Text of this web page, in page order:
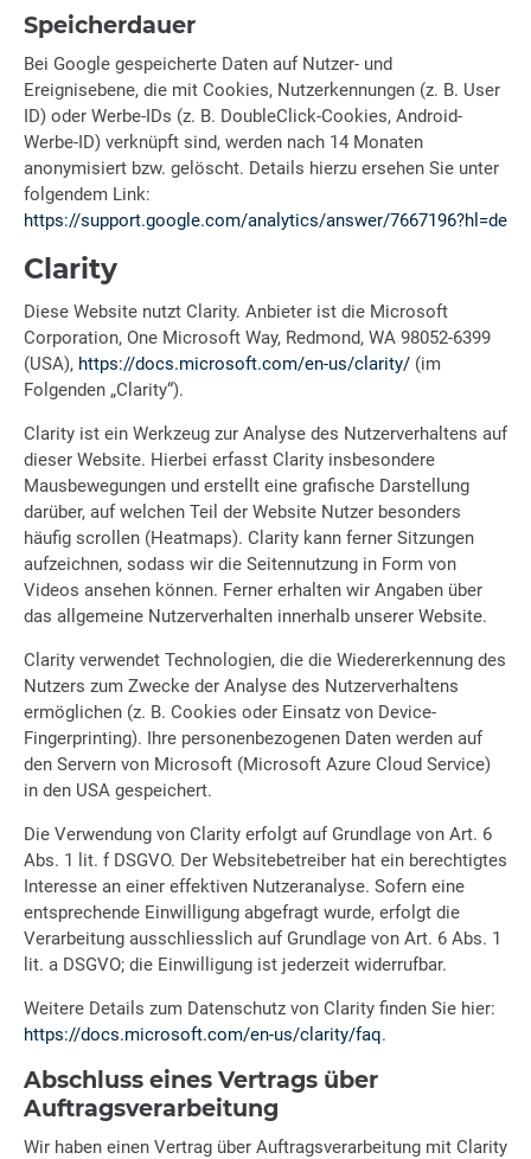
Speicherdauer
Bei Google gespeicherte Daten auf Nutzer- und
Ereignisebene, die mit Cookies, Nutzerkennungen (z. B. User
ID) oder Werbe-IDs (z. B. DoubleClick-Cookies, Android-
Werbe-ID) verknüpft sind, werden nach 14 Monaten
anonymisiert bzw. gelöscht. Details hierzu ersehen Sie unter
folgendem Link:
https://support.google.com/analytics/answer/7667196?hl=de
Clarity
Diese Website nutzt Clarity. Anbieter ist die Microsoft
Corporation, One Microsoft Way, Redmond, WA 98052-6399
(USA), https://docs.microsoft.com/en-us/clarity/ (im
Folgenden „Clarity“).
Clarity ist ein Werkzeug zur Analyse des Nutzerverhaltens auf
dieser Website. Hierbei erfasst Clarity insbesondere
Mausbewegungen und erstellt eine grafische Darstellung
darüber, auf welchen Teil der Website Nutzer besonders
häufig scrollen (Heatmaps). Clarity kann ferner Sitzungen
aufzeichnen, sodass wir die Seitennutzung in Form von
Videos ansehen können. Ferner erhalten wir Angaben über
das allgemeine Nutzerverhalten innerhalb unserer Website.
Clarity verwendet Technologien, die die Wiedererkennung des
Nutzers zum Zwecke der Analyse des Nutzerverhaltens
ermöglichen (z. B. Cookies oder Einsatz von Device-
Fingerprinting). Ihre personenbezogenen Daten werden auf
den Servern von Microsoft (Microsoft Azure Cloud Service)
in den USA gespeichert.
Die Verwendung von Clarity erfolgt auf Grundlage von Art. 6
Abs. 1 lit. f DSGVO. Der Websitebetreiber hat ein berechtigtes
Interesse an einer effektiven Nutzeranalyse. Sofern eine
entsprechende Einwilligung abgefragt wurde, erfolgt die
Verarbeitung ausschliesslich auf Grundlage von Art. 6 Abs. 1
lit. a DSGVO; die Einwilligung ist jederzeit widerrufbar.
Weitere Details zum Datenschutz von Clarity finden Sie hier:
https://docs.microsoft.com/en-us/clarity/faq.
Abschluss eines Vertrags über
Auftragsverarbeitung
Wir haben einen Vertrag über Auftragsverarbeitung mit Clarity